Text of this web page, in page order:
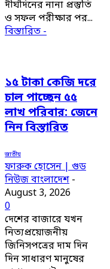
দীর্ঘদিনের নানা প্রস্তুতি
ও সফল পরীক্ষার পর...
বিস্তারিত -
১৫ টাকা কেজি দরে
চাল পাচ্ছেন ৫৫
লাখ পরিবার: জেনে
নিন বিস্তারিত
জাতীয়
ফারুক হোসেন | গুড
নিউজ বাংলাদেশ -
August 3, 2026
0
দেশের বাজারে যখন
নিত্যপ্রয়োজনীয়
জিনিসপত্রের দাম দিন
দিন সাধারণ মানুষের